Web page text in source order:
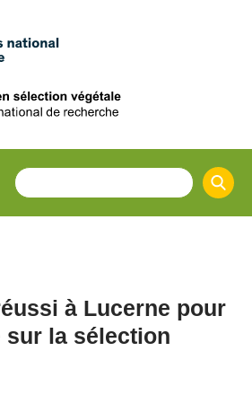
à Lucerne pour
sur la sélection